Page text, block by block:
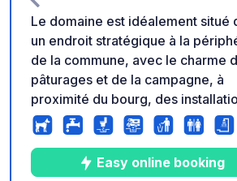
Le domaine est idéalement situé
un endroit stratégique à la
de la commune, avec le charme
pâturages et de la campagne, à
proximité du bourg, des
sportives, d'une piscine
restaurants, de commerces, d'un
bureau de tabac, d'une pharmacie
d'une station-service. Connexion
Easy online booking